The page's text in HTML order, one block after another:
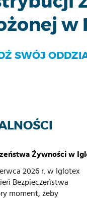
w
SWÓJ
Żywności w
2026 r. w Iglotex
Bezpieczeństwa
moment, żeby